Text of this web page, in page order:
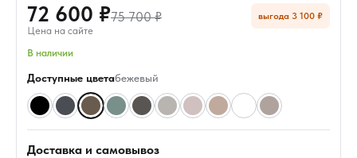
72 600 ₽75 700 ₽
Цена на сайте
выгода 3 100 ₽
В наличии
Доступные цветабежевый
Доставка и самовывоз